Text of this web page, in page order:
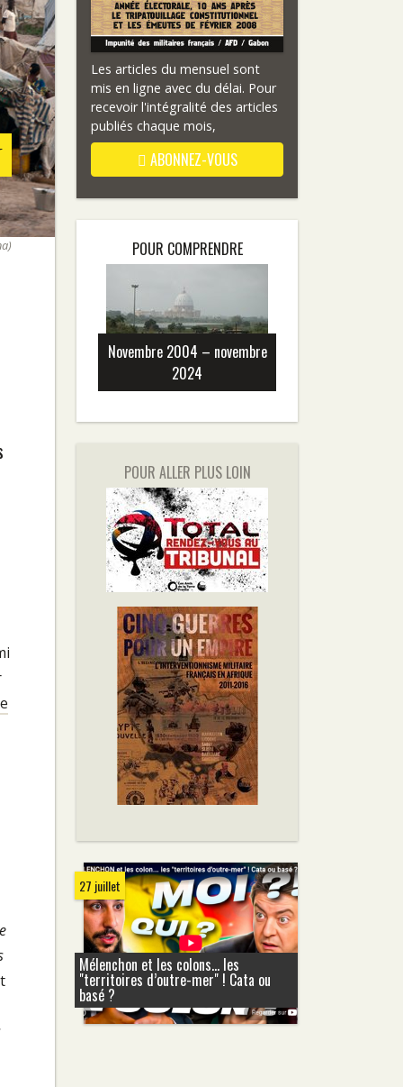
Les articles du mensuel sont
mis en ligne avec du délai. Pour
recevoir l'intégralité des articles
publiés chaque mois,
ABONNEZ-VOUS
POUR COMPRENDRE
Novembre 2004 – novembre
2024
POUR ALLER PLUS LOIN
27 juillet
Mélenchon et les colons... les
"territoires d’outre-mer" ! Cata ou
basé ?